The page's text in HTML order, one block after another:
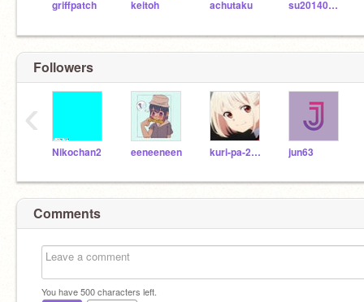
griffpatch keitoh achutaku su2014080902
Followers
Nikochan2 eeneeneen kuri-pa-2sei jun63
‹
Comments
You have500characters left.